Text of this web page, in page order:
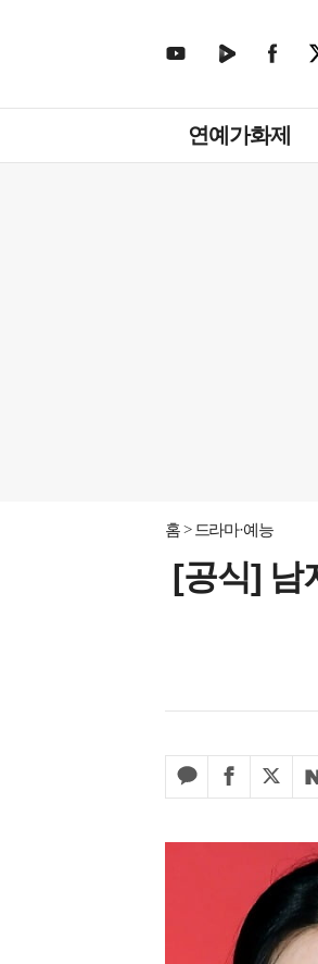
뉴
연예가화제
홈 드라마·예능
[공식] 남